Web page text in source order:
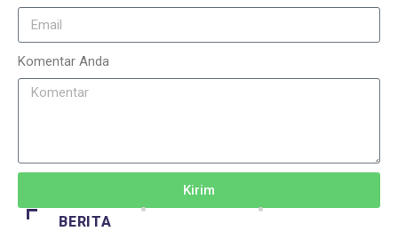
Komentar Anda
Kirim
BERITA